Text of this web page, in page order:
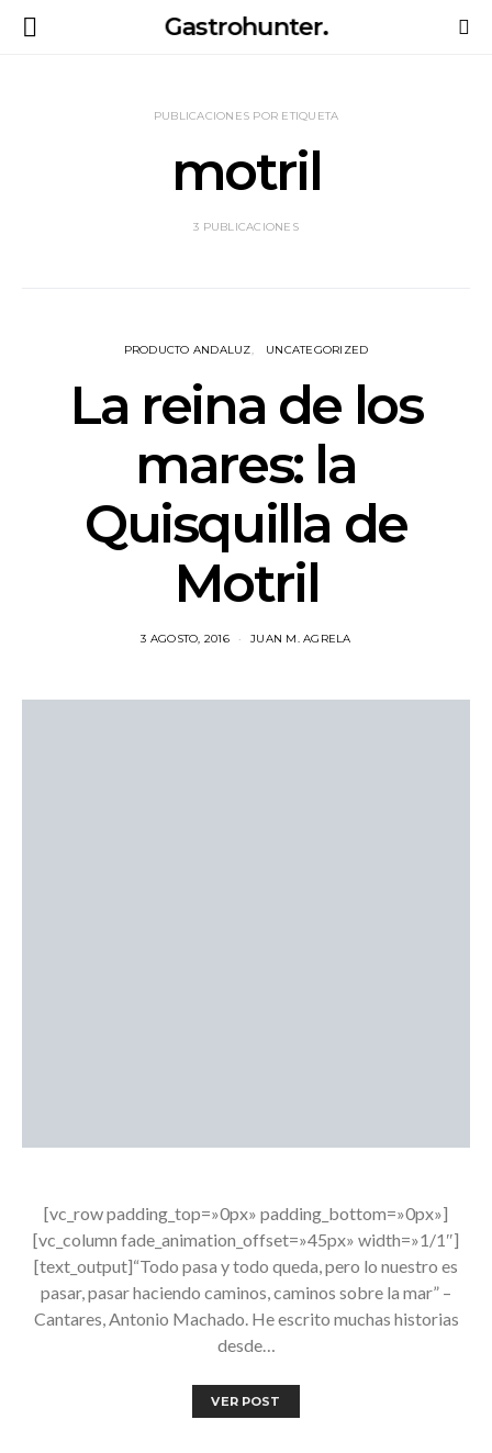
Gastrohunter.
PUBLICACIONES POR ETIQUETA
motril
3 PUBLICACIONES
PRODUCTO ANDALUZ UNCATEGORIZED
La reina de los
mares: la
Quisquilla de
Motril
3 AGOSTO, 2016 JUAN M. AGRELA
[vc_row padding_top=»0px» padding_bottom=»0px»]
[vc_column fade_animation_offset=»45px» width=»1/1″]
[text_output]“Todo pasa y todo queda, pero lo nuestro es
pasar, pasar haciendo caminos, caminos sobre la mar” –
Cantares, Antonio Machado. He escrito muchas historias
desde…
VER POST